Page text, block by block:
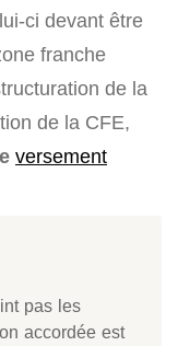
ci devant être
franche
de la
de la CFE,
versement
pas les
accordée est